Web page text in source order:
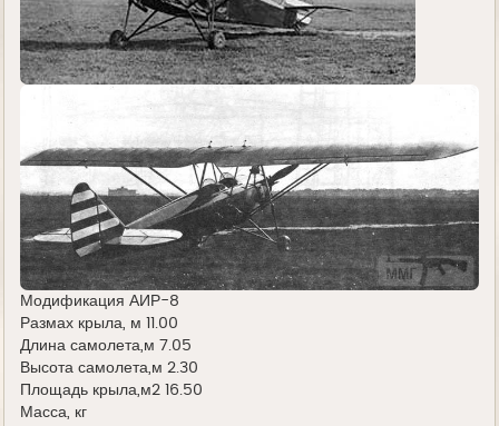
Модификация АИР-8
Размах крыла, м 11.00
Длина самолета,м 7.05
Высота самолета,м 2.30
Площадь крыла,м2 16.50
Масса, кг